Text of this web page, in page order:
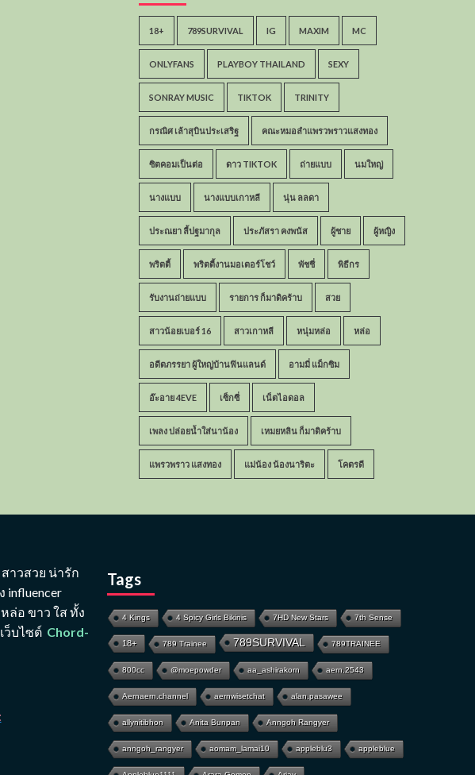
18+ 789SURVIVAL IG MAXIM MC
ONLYFANS PLAYBOY THAILAND SEXY
SONRAY MUSIC TIKTOK TRINITY
กรณิศ เล้าสุบินประเสริฐ คณะหมอลำแพรวพราวแสงทอง
ซิตคอมเป็นต่อ ดาว TIKTOK ถ่ายแบบ นมใหญ่
นางแบบ นางแบบเกาหลี นุ่น ลลดา
ประณยา ลี้ปฐมากุล ประภัสรา คงพนัส ผู้ชาย ผู้หญิง
พริตตี้ พริตตี้งานมอเตอร์โชว์ พัชชี่ พิธีกร
รับงานถ่ายแบบ รายการ ก็มาดิคร้าบ สวย
สาวน้อยเบอร์ 16 สาวเกาหลี หนุ่มหล่อ หล่อ
อดีตภรรยา ผู้ใหญ่บ้านฟินแลนด์ อามมี่ แม็กซิม
อ๊ะอาย 4EVE เซ็กซี่ เน็ตไอดอล
เพลง ปล่อยน้ำใส่นาน้อง เหมยหลิน ก็มาดิคร้าบ
แพรวพราว แสงทอง แม่น้อง น้องนาริตะ โคตรดี
าวสวย น่ารัก
influencer
ล่อ ขาว ใส ทั้ง
ว็บไซต์ Chord-
Tags
4 Kings 4 Spicy Girls Bikinis 7HD New Stars 7th Sense
18+ 789 Trainee 789SURVIVAL 789TRAINEE
800cc @moepowder aa_ashirakorn aern.2543
Aernaern.channel aernwisetchat alan.pasawee
allynitibhon Anita Bunpan Anngoh Rangyer
anngoh_rangyer aomam_lamai10 appleblu3 appleblue